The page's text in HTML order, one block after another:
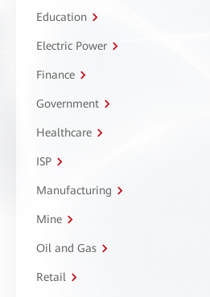
Education
Electric Power
Finance
Government
Healthcare
ISP
Manufacturing
Mine
Oil and Gas
Retail